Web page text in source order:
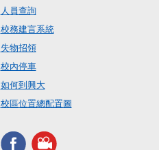
人員查詢
校務建言系統
失物招領
校內停車
如何到興大
校區位置總配置圖